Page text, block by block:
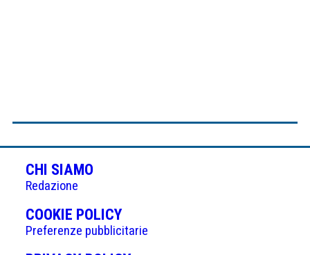
CHI SIAMO
Redazione
COOKIE POLICY(APRE
IN
UNA
Preferenze pubblicitarie